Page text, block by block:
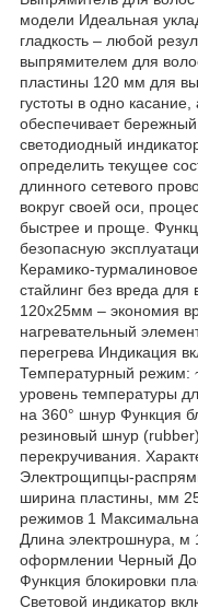
модели Идеальная
гладкость – любой
выпрямителем для
пластины 120 мм для
густоты в одно
обеспечивает
светодиодный
определить текущее
длинного сетевого
вокруг своей оси,
быстрее и проще.
безопасную
Керамико-
стайлинг без вреда для
120х25мм – экономия
нагревательный
перегрева Индикация
Температурный режим:
уровень температуры
на 360° шнур Функция
резиновый шнур
перекручивания.
Электрощипцы-
ширина пластины, мм
режимов 1
Длина электрошнура, м
оформлении Черный
Функция блокировки
Световой индикатор